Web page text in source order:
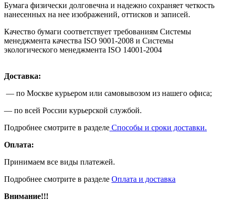
Бумага физически долговечна и надежно сохраняет четкость
нанесенных на нее изображений, оттисков и записей.
Качество бумаги соответствует требованиям Системы
менеджмента качества ISO 9001-2008 и Системы
экологического менеджмента ISO 14001-2004
Доставка:
— по Москве курьером или самовывозом из нашего офиса;
— по всей России курьерской службой.
Подробнее смотрите в разделе Способы и сроки доставки.
Оплата:
Принимаем все виды платежей.
Подробнее смотрите в разделе Оплата и доставка
Внимание!!!